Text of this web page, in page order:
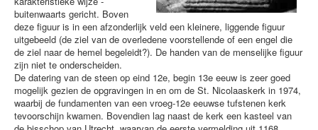
buitenwaarts gericht. Boven
deze figuur is in een afzonderlijk veld een kleinere, liggende figuur
uitgebeeld (de ziel van de overledene voorstellende of een engel die
de ziel naar de hemel begeleidt?). De handen van de menselijke figuur
zijn niet te onderscheiden.
De datering van de steen op eind 12e, begin 13e eeuw is zeer goed
mogelijk gezien de opgravingen in en om de St. Nicolaaskerk in 1974,
waarbij de fundamenten van een vroeg-12e eeuwse tufstenen kerk
tevoorschijn kwamen. Bovendien lag naast de kerk een kasteel van